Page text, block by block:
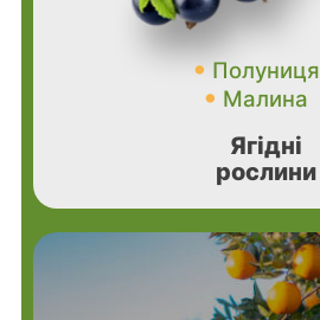
Полуниця
Малина
Ягідні
рослини